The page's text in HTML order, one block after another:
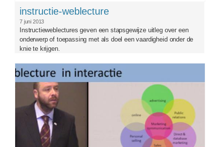
instructie-weblecture
7 juni 2013
Instructieweblectures geven een stapsgewijze uitleg over een
onderwerp of toepassing met als doel een vaardigheid onder de
knie te krijgen.
socialtagging.jpg